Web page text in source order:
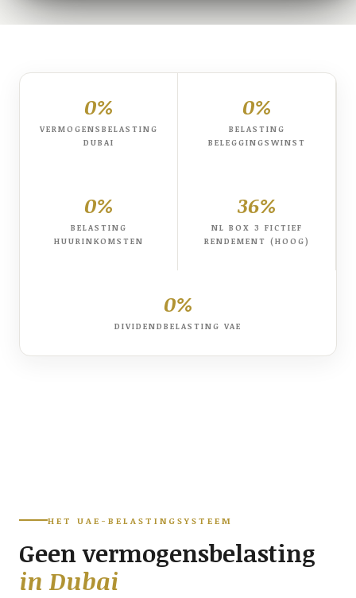
0%
VERMOGENSBELASTING
DUBAI
0%
BELASTING
BELEGGINGSWINST
0%
BELASTING
HUURINKOMSTEN
36%
NL BOX 3 FICTIEF
RENDEMENT (HOOG)
0%
DIVIDENDBELASTING VAE
HET UAE-BELASTINGSYSTEEM
Geen vermogensbelasting
in Dubai